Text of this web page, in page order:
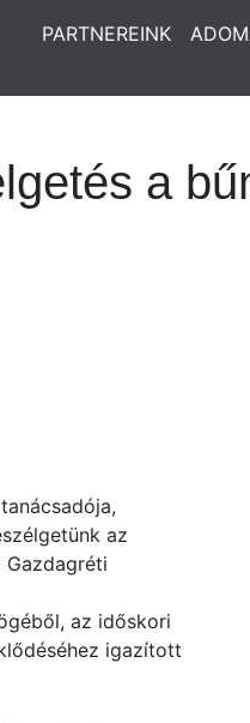
PARTNEREINK
a
az
az időskori
igazított